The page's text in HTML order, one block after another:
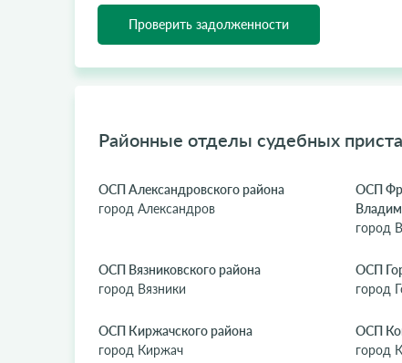
Проверить задолженности
Районные отделы судебных
ОСП Александровского района
город Александров
ОСП
город
ОСП Вязниковского района
город Вязники
ОСП
город
ОСП Киржачского района
город Киржач
ОСП
город